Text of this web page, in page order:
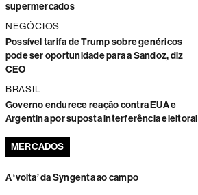
supermercados
NEGÓCIOS
Possível tarifa de Trump sobre genéricos
pode ser oportunidade para a Sandoz, diz
CEO
BRASIL
Governo endurece reação contra EUA e
Argentina por suposta interferência eleitoral
MERCADOS
A ‘volta’ da Syngenta ao campo